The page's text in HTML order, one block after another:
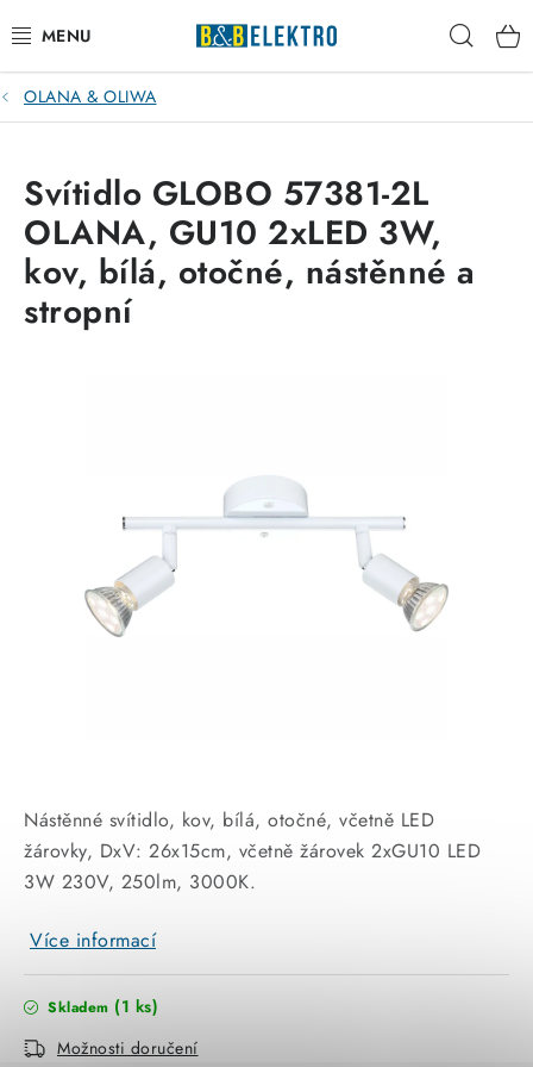
na
obsah
Reklamace / Vrácení zboží
Kontakty
VYTÁPĚNÍ
ŽÁROVKY
CHYTRÁ DOMÁCNOST
LED osvětlení
OLANA & OLIWA
Nástěnné svítidlo, kov, bílá, otočné, včetně LED
žárovky, DxV: 26x15cm, včetně žárovek 2xGU10 LED
3W 230V, 250lm, 3000K.
Více informací
Skladem (1 ks)
Možnosti doručení
Svítidlo GLOBO 57381-2L
OLANA, GU10 2xLED 3W,
kov, bílá, otočné, nástěnné a
stropní